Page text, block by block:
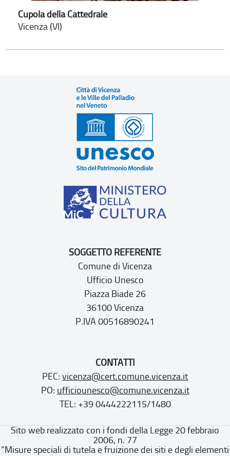
Cupola della Cattedrale
Vicenza (VI)
SOGGETTO REFERENTE
Comune di Vicenza
Ufficio Unesco
Piazza Biade 26
36100 Vicenza
P.IVA 00516890241
CONTATTI
PEC: vicenza@cert.comune.vicenza.it
PO: ufficiounesco@comune.vicenza.it
TEL: +39 0444222115/1480
Sito web realizzato con i fondi della Legge 20 febbraio
2006, n. 77
“Misure speciali di tutela e fruizione dei siti e degli elementi